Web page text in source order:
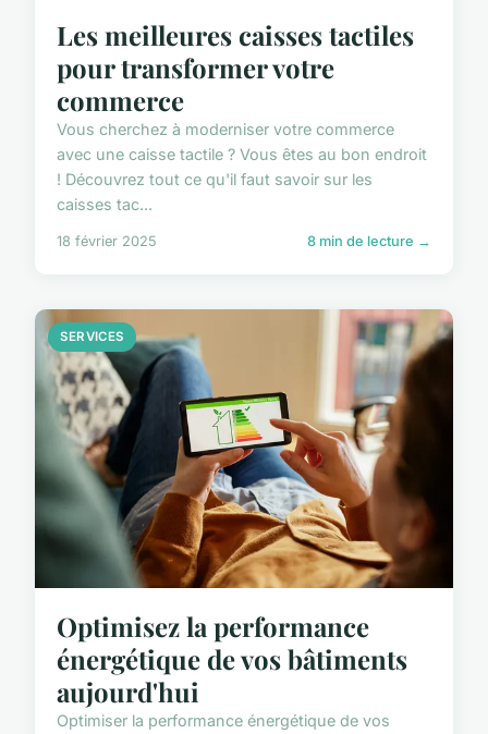
Les meilleures caisses tactiles
pour transformer votre
commerce
Vous cherchez à moderniser votre commerce
avec une caisse tactile ? Vous êtes au bon endroit
! Découvrez tout ce qu'il faut savoir sur les
caisses tac...
18 février 2025 8 min de lecture →
SERVICES
Optimisez la performance
énergétique de vos bâtiments
aujourd'hui
Optimiser la performance énergétique de vos